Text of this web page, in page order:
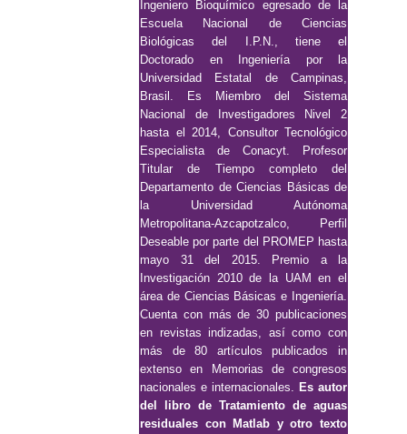
Ingeniero Bioquímico egresado de la
Escuela Nacional de Ciencias
Biológicas del I.P.N., tiene el
Doctorado en Ingeniería por la
Universidad Estatal de Campinas,
Brasil. Es Miembro del Sistema
Nacional de Investigadores Nivel 2
hasta el 2014, Consultor Tecnológico
Especialista de Conacyt. Profesor
Titular de Tiempo completo del
Departamento de Ciencias Básicas de
la Universidad Autónoma
Metropolitana-Azcapotzalco, Perfil
Deseable por parte del PROMEP hasta
mayo 31 del 2015. Premio a la
Investigación 2010 de la UAM en el
área de Ciencias Básicas e Ingeniería.
Cuenta con más de 30 publicaciones
en revistas indizadas, así como con
más de 80 artículos publicados in
extenso en Memorias de congresos
nacionales e internacionales. Es autor
del libro de Tratamiento de aguas
residuales con Matlab y otro texto